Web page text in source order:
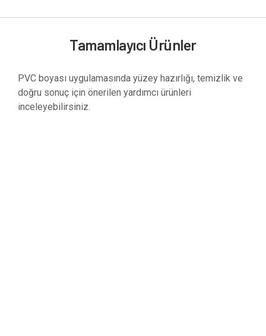
Tamamlayıcı Ürünler
PVC boyası uygulamasında yüzey hazırlığı, temizlik ve
doğru sonuç için önerilen yardımcı ürünleri
inceleyebilirsiniz.